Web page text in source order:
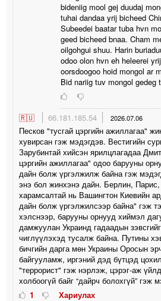
bideniig mool gej duudaj
tuhai dandaa yrij bicheed
Subeedei baatar tuba hvn
geed bicheed bnaa. Cham
oilgohgui shuu. Harin
odoo olon hvn eh heleerei
oorsdoogoo hoid mongol ar
Bid nariig tuv mongol gedeg
🇷🇺 66.181.185.54 2026.07.06
Песков "тусгай цэргийн ажиллагаа"
хувирсан гэж мэдэгдэв. Вестигийн
Зарубинтай хийсэн ярилцлагадаа
цэргийн ажиллагаа" одоо барууны
дайн болж үргэлжилж байна гэж
энэ бол жинхэнэ дайн. Берлин,
харамсалтай нь Вашингтон Киевийн
дайн болж үргэлжилсээр байна" гэж
хэлснээр, барууны орнууд хиймэл
дамжуулан Украинд гадаадын
чиглүүлэхэд тусалж байна. Путины
бичгийн дарга мөн Украины Оросын
байгууламж, иргэний дэд бүтцэд
"террорист" гэж нэрлэж, цэрэг-аж
холбоогүй байг “дайрч болохгүй” гэж
1
Хариулах